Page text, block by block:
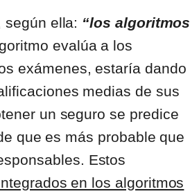
según ella: “los algoritmos
evalúa a los
exámenes, estaría dando
medias de sus
un seguro se predice
que es más probable que
Estos
en los algoritmos